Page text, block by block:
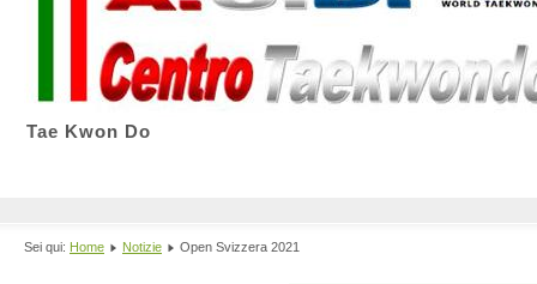
Tae Kwon Do
Sei qui: Home Notizie Open Svizzera 2021